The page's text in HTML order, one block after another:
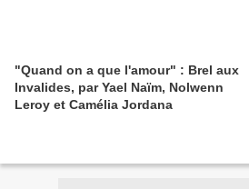
"Quand on a que l'amour" : Brel aux
Invalides, par Yael Naïm, Nolwenn
Leroy et Camélia Jordana